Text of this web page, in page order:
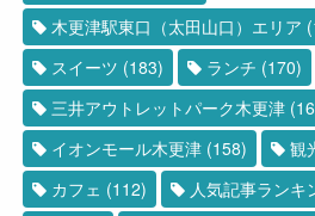
木更津駅東口（太田山口）エリア
スイーツ (183) ランチ (170)
三井アウトレットパーク木更津
イオンモール木更津 (158) 観
カフェ (112) 人気記事ランキ